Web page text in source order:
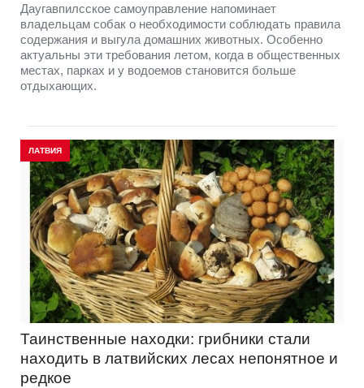
Даугавпилсское самоуправление напоминает
владельцам собак о необходимости соблюдать правила
содержания и выгула домашних животных. Особенно
актуальны эти требования летом, когда в общественных
местах, парках и у водоемов становится больше
отдыхающих.
ЛАТВИЯ
Таинственные находки: грибники стали
находить в латвийских лесах непонятное и
редкое